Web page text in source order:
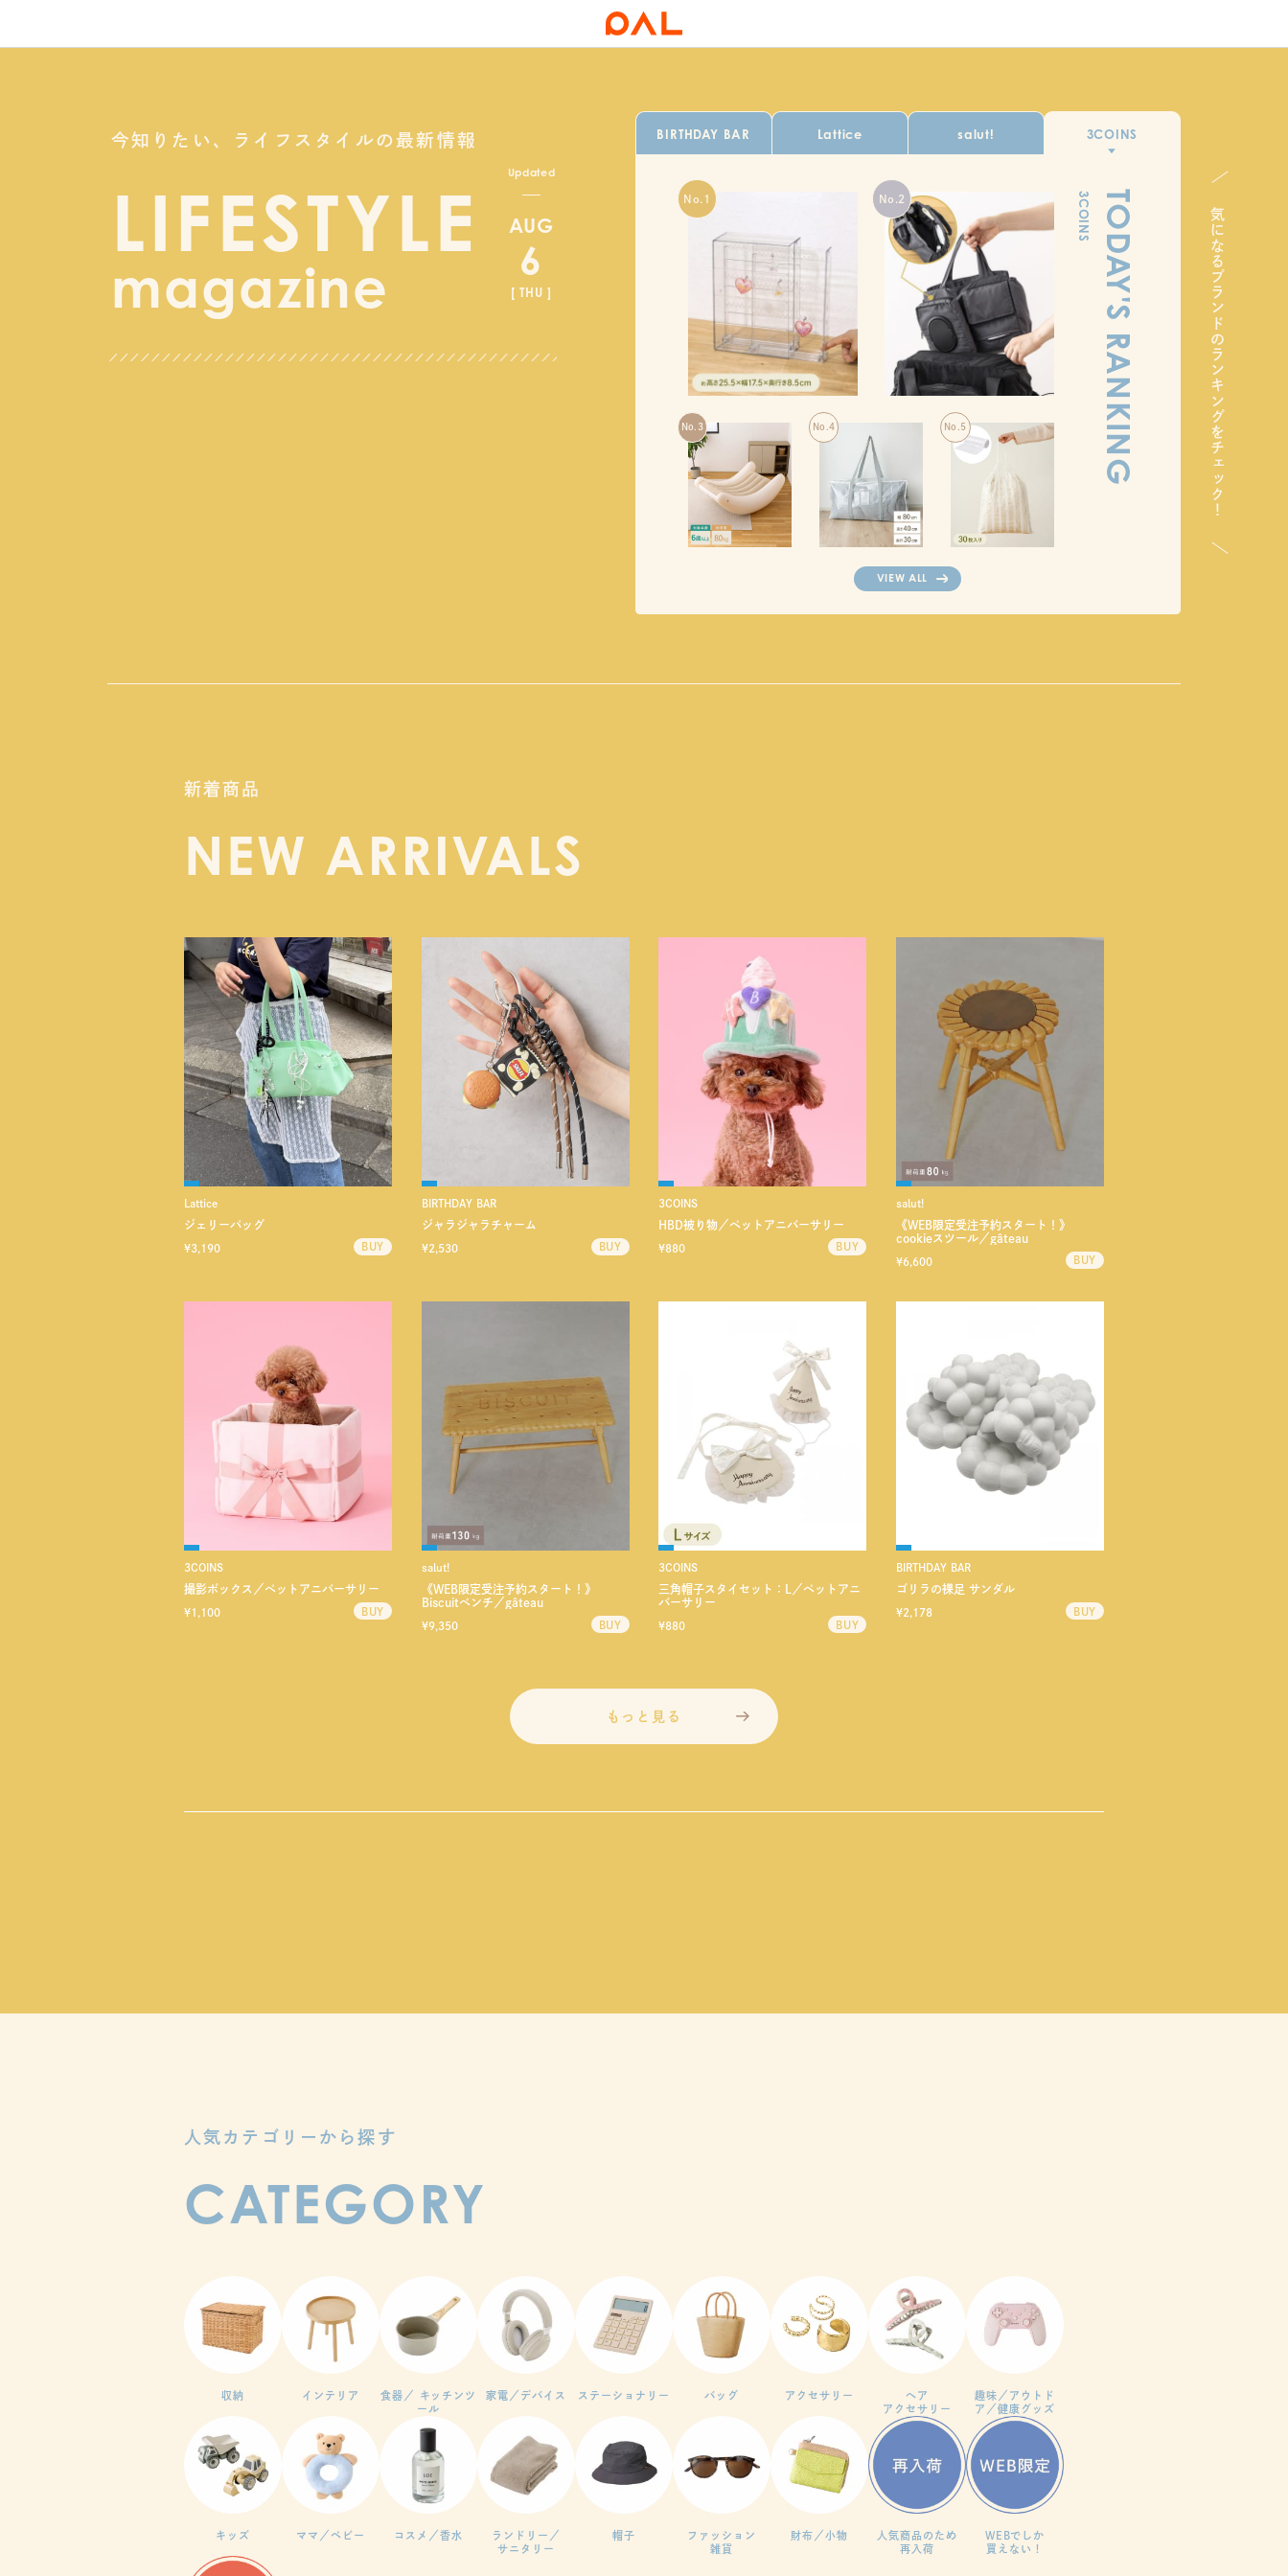
今知りたい、 ライフスタイルの最新情報
LIFESTYLE
magazine
Updated
AUG
6
[ THU ] 気になるブランドのランキングをチェック！
BIRTHDAY BAR Lattice salut! 3COINS
TODAY'S RANKING
3COINS
VIEW ALL
新着商品
NEW ARRIVALS
Lattice
ジェリーバッグ
¥3,190
BIRTHDAY BAR
ジャラジャラチャーム
¥2,530
3COINS
HBD被り物／ペットアニバーサリー
¥880
salut!
《WEB限定受注予約スタート！》
cookieスツール／gâteau
¥6,600
3COINS
撮影ボックス／ペットアニバーサリー
¥1,100
salut!
《WEB限定受注予約スタート！》
Biscuitベンチ／gâteau
¥9,350
3COINS
三角帽子スタイセット：L／ペットアニ
バーサリー
¥880
BIRTHDAY BAR
ゴリラの裸足 サンダル
¥2,178
もっと見る
人気カテゴリーから探す
CATEGORY
収納 インテリア
食器／ キッチンツ
ール
家電／デバイス ステーショナリー バッグ アクセサリー
ヘア
アクセサリー
趣味／アウトド
ア／健康グッズ
キッズ ママ／ベビー コスメ／香水
ランドリー／
サニタリー
帽子
ファッション
雑貨
財布／小物
人気商品のため
再入荷
WEBでしか
買えない！